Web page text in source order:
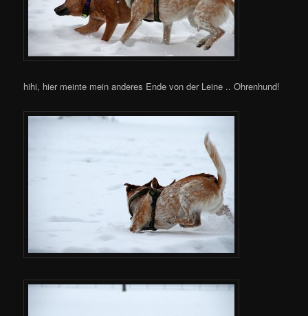
hihi, hier meinte mein anderes Ende von der Leine .. Ohrenhund!